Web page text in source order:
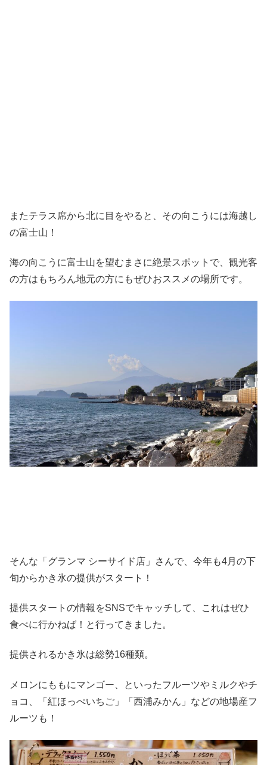
またテラス席から北に目をやると、その向こうには海越し
の富士山！
海の向こうに富士山を望むまさに絶景スポットで、観光客
の方はもちろん地元の方にもぜひおススメの場所です。
そんな「グランマ シーサイド店」さんで、今年も4月の下
旬からかき氷の提供がスタート！
提供スタートの情報をSNSでキャッチして、これはぜひ
食べに行かねば！と行ってきました。
提供されるかき氷は総勢16種類。
メロンにももにマンゴー、といったフルーツやミルクやチ
ョコ、「紅ほっぺいちご」「西浦みかん」などの地場産フ
ルーツも！